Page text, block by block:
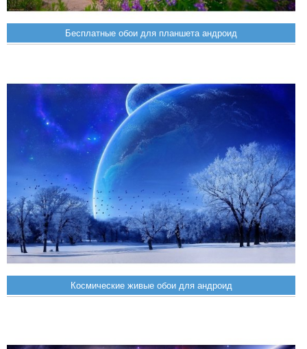
Бесплатные обои для планшета андроид
Космические живые обои для андроид